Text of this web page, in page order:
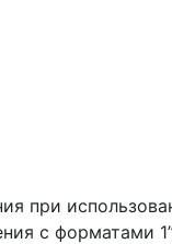
при
с форматами